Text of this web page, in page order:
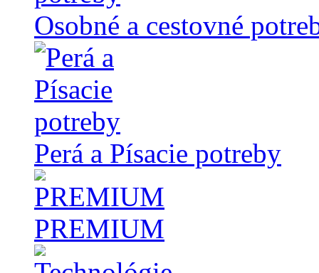
Osobné a cestovné
Perá a Písacie potreby
PREMIUM